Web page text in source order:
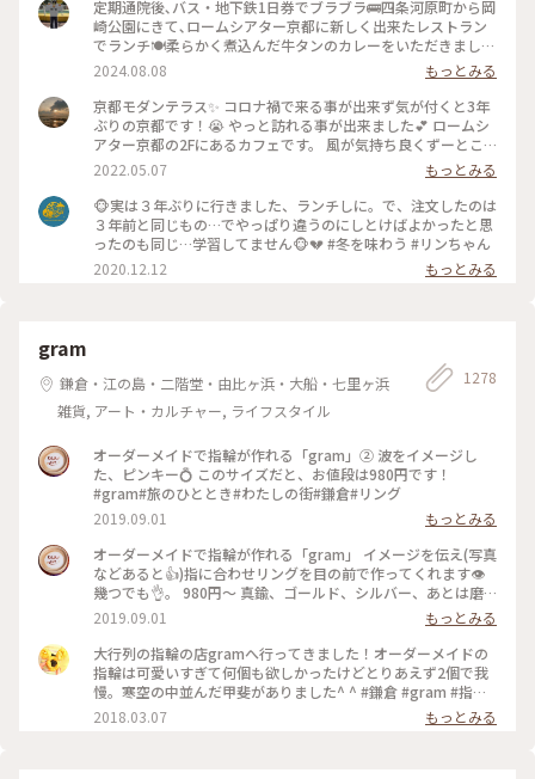
定期通院後､バス・地下鉄1日券でブラブラ🚌四条河原町から岡
崎公園にきて､ロームシアター京都に新しく出来たレストラン
でランチ🍽️柔らかく煮込んだ牛タンのカレーをいただきました
🍛 #グルメ #ランチ #カレー
2024.08.08
もっとみる
京都モダンテラス✨ コロナ禍で来る事が出来ず気が付くと3年
ぶりの京都です！😭 やっと訪れる事が出来ました💕 ロームシ
アター京都の2Fにあるカフェです。 風が気持ち良くずーとこ
こで時間を過ごしていたいカフェです🥰 スズメが残したケー
キのくずを食べにテーブルの上にやってきてました😆 #Myこ
とりっぷ #春風さんぽ
2022.05.07
もっとみる
🐵実は３年ぶりに行きました、ランチしに。で、注文したのは
３年前と同じもの…でやっぱり違うのにしとけばよかったと思
ったのも同じ…学習してません🐵💔 #冬を味わう #リンちゃん
2020.12.12
もっとみる
gram
鎌倉・江の島・二階堂・由比ヶ浜・大船・七里ヶ浜
雑貨, アート・カルチャー, ライフスタイル
1278
オーダーメイドで指輪が作れる「gram」② 波をイメージし
た、ピンキー💍 このサイズだと、お値段は980円です！
#gram#旅のひととき#わたしの街#鎌倉#リング
2019.09.01
もっとみる
オーダーメイドで指輪が作れる「gram」 イメージを伝え(写真
などあると👍)指に合わせリングを目の前で作ってくれます👁
幾つでも👌。 980円〜 真鍮、ゴールド、シルバー、あとは磨
きをかけるかマットな感じにするか💍😊✨✨ 今回は、左からピ
ンキー、中指、親指と作りました😅 いつもは行列がすごいの
に、この日、整理券なし、30分並び入れました😱😱‼️(平日の
夕方) 皆さん、カップルもいだけど、グループで来られ旅の思
い出に作られたりしている方が多かったです😊 まさか、入れ
ると思わなかったので、待ち時間に情報収集し勢いで作ったリ
ング。それでも、なんだか愛着がわきますね… 次は、重ね付け
2019.09.01
もっとみる
大行列の指輪の店gramへ行ってきました！オーダーメイドの
指輪は可愛いすぎて何個も欲しかったけどとりあえず2個で我
慢。寒空の中並んだ甲斐がありました^ ^ #鎌倉 #gram #指輪
#オーダーメイド
2018.03.07 もっとみる